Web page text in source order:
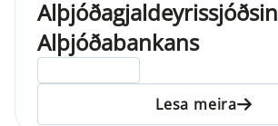
Alþjóðabankans
Lesa meira